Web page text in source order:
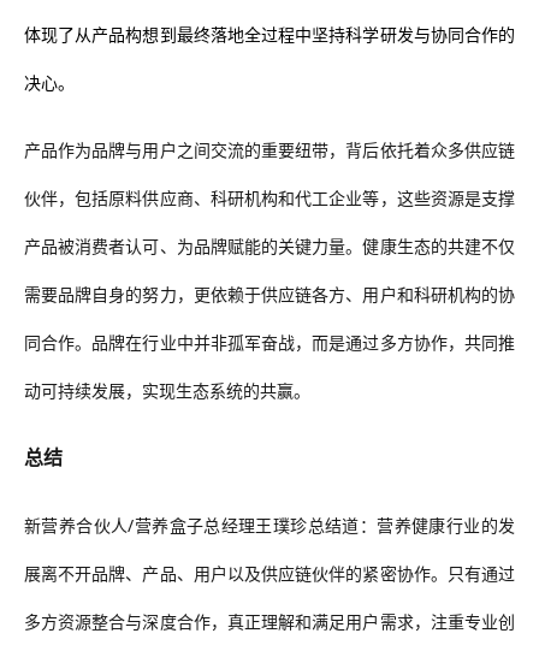
体现了从产品构想到最终落地全过程中坚持科学研发与协同合作的
决心。
产品作为品牌与用户之间交流的重要纽带，背后依托着众多供应链
伙伴，包括原料供应商、科研机构和代工企业等，这些资源是支撑
产品被消费者认可、为品牌赋能的关键力量。健康生态的共建不仅
需要品牌自身的努力，更依赖于供应链各方、用户和科研机构的协
同合作。品牌在行业中并非孤军奋战，而是通过多方协作，共同推
动可持续发展，实现生态系统的共赢。
总结
新营养合伙人/营养盒子总经理王璞珍总结道：营养健康行业的发
展离不开品牌、产品、用户以及供应链伙伴的紧密协作。只有通过
多方资源整合与深度合作，真正理解和满足用户需求，注重专业创